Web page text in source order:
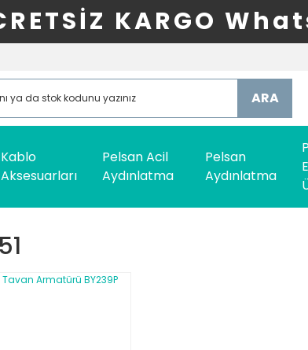
KARGO
ARA
Kablo
Aksesuarları
Pelsan Acil
Aydınlatma
Pelsan
Aydınlatma